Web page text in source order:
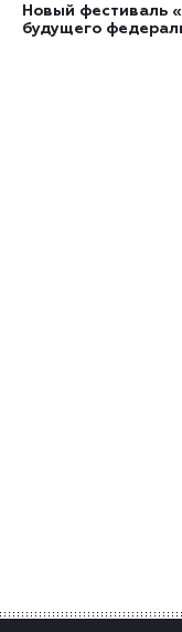
Новый фестиваль
будущего